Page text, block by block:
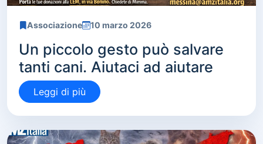
Associazione 10 marzo 2026
Un piccolo gesto può salvare
tanti cani. Aiutaci ad aiutare
Leggi di più